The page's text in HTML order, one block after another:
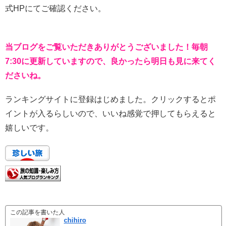
式HPにてご確認ください。
当ブログをご覧いただきありがとうございました！毎朝
7:30に更新していますので、良かったら明日も見に来てく
ださいね。
ランキングサイトに登録はじめました。クリックするとポ
イントが入るらしいので、いいね感覚で押してもらえると
嬉しいです。
この記事を書いた人
chihiro